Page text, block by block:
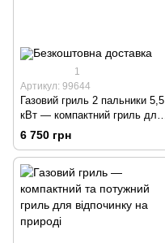
1
Артикул: 99644
Газовий гриль 2 пальники 5,5
кВт — компактний гриль для
дачі, саду та тераси
6 750 грн